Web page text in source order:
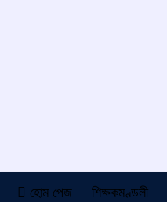
হোম পেজ শিক্ষকমণ্ডলী